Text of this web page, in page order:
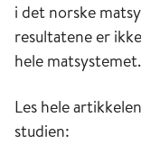
i det norske
resultatene er
hele matsystemet.
Les heleartikkelen
studien: